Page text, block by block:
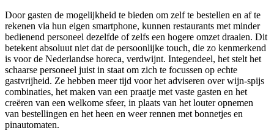
Door gasten de mogelijkheid te bieden om zelf te bestellen en af te
rekenen via hun eigen smartphone, kunnen restaurants met minder
bedienend personeel dezelfde of zelfs een hogere omzet draaien. Dit
betekent absoluut niet dat de persoonlijke touch, die zo kenmerkend
is voor de Nederlandse horeca, verdwijnt. Integendeel, het stelt het
schaarse personeel juist in staat om zich te focussen op echte
gastvrijheid. Ze hebben meer tijd voor het adviseren over wijn-spijs
combinaties, het maken van een praatje met vaste gasten en het
creëren van een welkome sfeer, in plaats van het louter opnemen
van bestellingen en het heen en weer rennen met bonnetjes en
pinautomaten.